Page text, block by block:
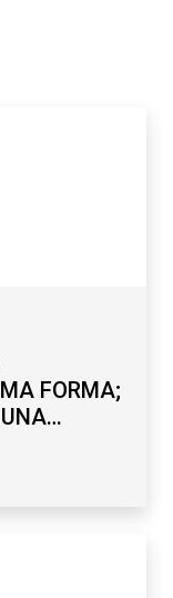
FORMA;